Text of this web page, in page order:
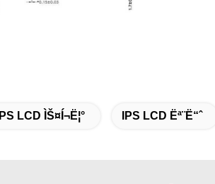
IPS LCD ÌŠ¤í¬ë¦° IPS LCD Ëª¨ë“ˆ